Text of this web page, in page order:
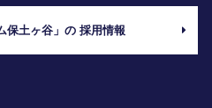
保土ヶ谷」の 採用情報